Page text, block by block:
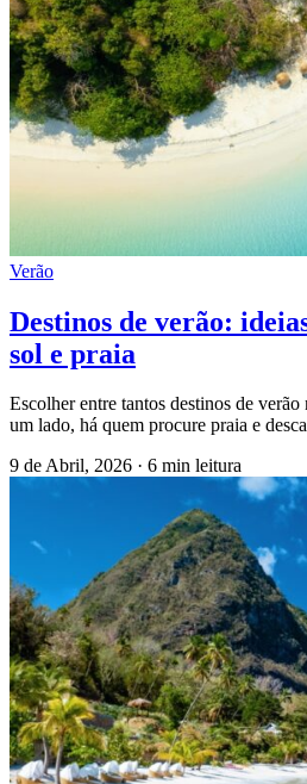
Verão
Destinos de verão:
sol e praia
Escolher entre tantos destinos de
um lado, há quem procure praia e
9 de Abril, 2026 · 6 min leitura